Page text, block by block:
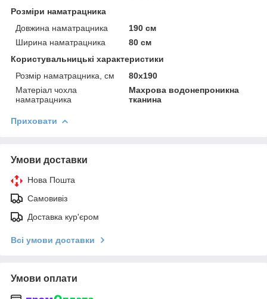
Розміри наматрацника
Довжина наматрацника
190 см
Ширина наматрацника
80 см
Користувальницькі характеристики
Розмір наматрацника, см
80х190
Матеріал чохла
наматрацника
Махрова водонепроникна
тканина
Приховати
Умови доставки
Нова Пошта
Самовивіз
Доставка кур'єром
Всі умови доставки
Умови оплати